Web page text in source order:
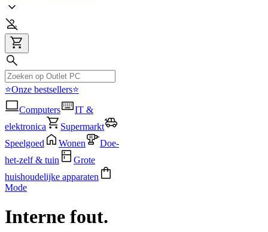
⭐Onze bestsellers⭐
Computers
IT &
elektronica
Supermarkt
Speelgoed
Wonen
Doe-
het-zelf & tuin
Grote
huishoudelijke apparaten
Mode
Interne fout.